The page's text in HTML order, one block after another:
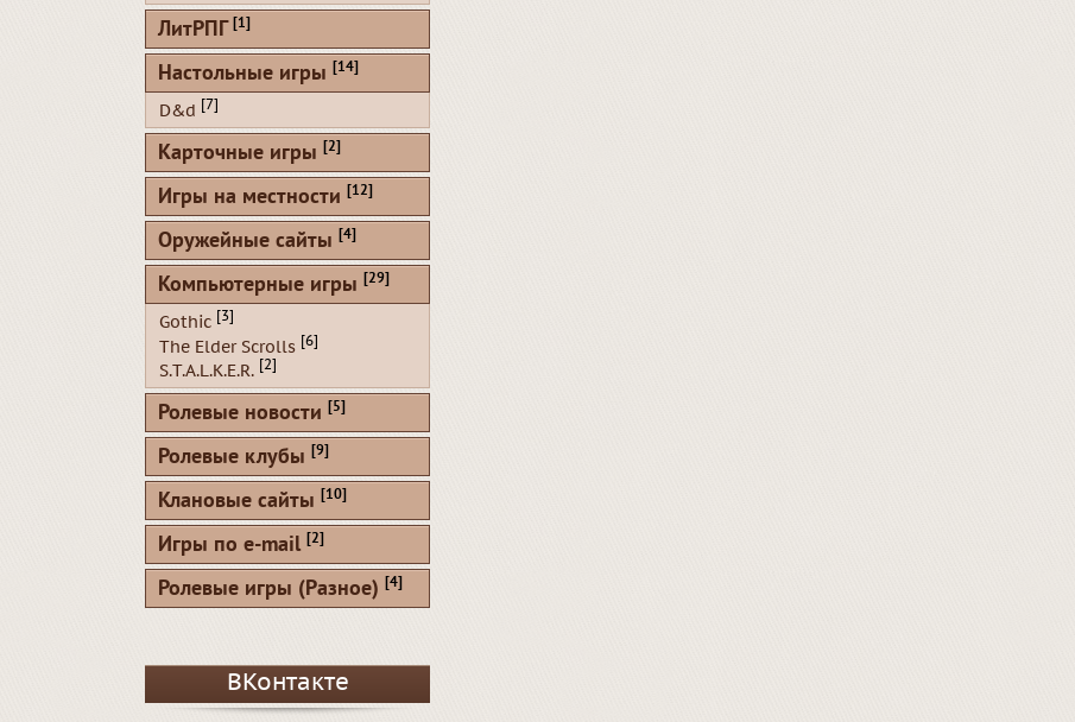
ЛитРПГ [1]
Настольные игры [14]
D&d [7]
Карточные игры [2]
Игры на местности [12]
Оружейные сайты [4]
Компьютерные игры [29]
Gothic [3]
The Elder Scrolls [6]
S.T.A.L.K.E.R. [2]
Ролевые новости [5]
Ролевые клубы [9]
Клановые сайты [10]
Игры по e-mail [2]
Ролевые игры (Разное) [4]
ВКонтакте